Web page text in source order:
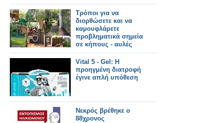
Τρόποι για να
διορθώσετε και να
καμουφλάρετε
προβληματικά σημεία
σε κήπους - αυλές
Vital 5 - Gel: Η
προηγμένη διατροφή
έγινε απλή υπόθεση
Νεκρός βρέθηκε ο
88χρονος